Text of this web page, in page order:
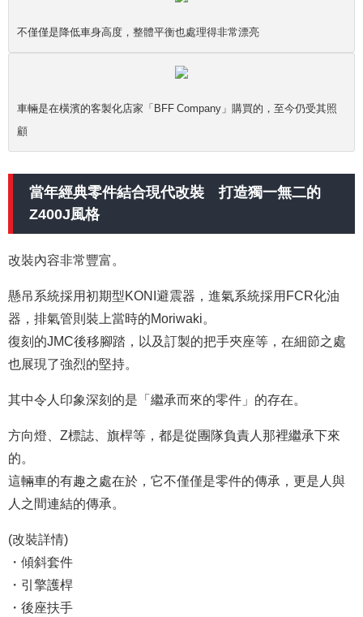
不僅僅是降低車身高度，整體平衡也處理得非常漂亮
車輛是在橫濱的客製化店家「BFF Company」購買的，至今仍受其照
顧
當年經典零件結合現代改裝 打造獨一無二的
Z400J風格
改裝內容非常豐富。
懸吊系統採用初期型KONI避震器，進氣系統採用FCR化油
器，排氣管則裝上當時的Moriwaki。
復刻的JMC後移腳踏，以及訂製的把手夾座等，在細節之處
也展現了強烈的堅持。
其中令人印象深刻的是「繼承而來的零件」的存在。
方向燈、Z標誌、旗桿等，都是從團隊負責人那裡繼承下來
的。
這輛車的有趣之處在於，它不僅僅是零件的傳承，更是人與
人之間連結的傳承。
(改裝詳情)
・傾斜套件
・引擎護桿
・後座扶手